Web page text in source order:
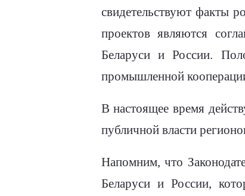
свидетельствуют факты
проектов являются
Беларуси и России.
промышленной
В настоящее время
публичной власти
Напомним, что
Беларуси и России,